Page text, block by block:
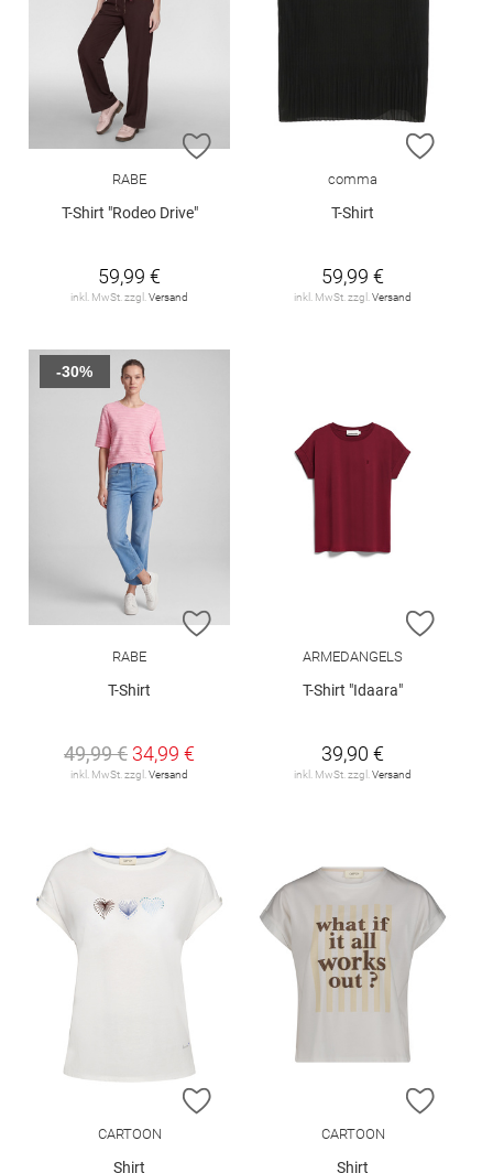
ZUR WUNSCHLISTE HINZUFÜGEN
RABE
T-Shirt "Rodeo Drive"
59,99 €
inkl. MwSt. zzgl. Versand
ZUR
comma
T-Shirt
59,99 €
inkl. MwSt. zzgl. Versand
ZUR WUNSCHLISTE HINZUFÜGEN
RABE
T-Shirt
49,99 € 34,99 €
inkl. MwSt. zzgl. Versand
-30%
ZUR
ARMEDANGELS
T-Shirt "Idaara"
39,90 €
inkl. MwSt. zzgl. Versand
ZUR WUNSCHLISTE HINZUFÜGEN
CARTOON
Shirt
ZUR
CARTOON
Shirt